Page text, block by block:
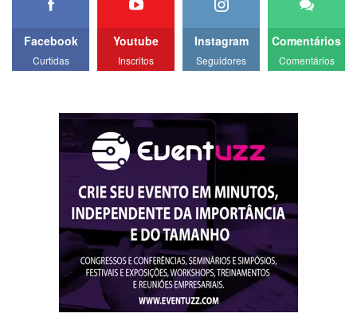
Facebook
Curtidas
Youtube
Inscritos
Instagram
Seguidores
Comentários
Comentários